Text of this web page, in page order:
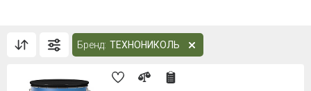
Бренд: ТЕХНОНИКОЛЬ